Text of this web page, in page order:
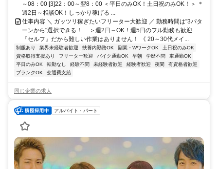
～08：00 [3]22：00～翌8：00 ＜平日のみOK！土日祝のみOK！＞ ＊
週2日～相談OK！しっかり稼げる ...
仕事内容 ＼ ガッツリ稼ぎたいフリーター大歓迎 ／ 勤務時間は"3パタ
ーンから"選択できる！ …＞週2日～OK！週5日のフル勤務も歓迎
『セルフ』だから難しい作業はありません！ 《 20～30代メイ...
制服あり 業界未経験者歓迎 扶養内勤務OK 副業・WワークOK
土日祝のみOK
資格取得支援あり
フリーター歓迎 バイク通勤OK 早朝 学歴不問
車通勤OK
平日のみOK
転勤なし 経験不問 未経験者歓迎 経験者歓迎 夜間
有資格者歓迎
ブランクOK
交通費支給
同じ企業の求人
アルバイト・パート